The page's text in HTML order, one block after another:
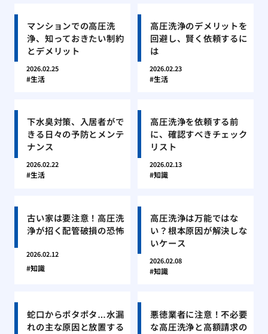
マンションでの高圧洗
浄、知っておきたい制約
とデメリット
2026.02.25
生活
高圧洗浄のデメリットを
回避し、賢く依頼するに
は
2026.02.23
生活
下水臭対策、入居者がで
きる日々の予防とメンテ
ナンス
2026.02.22
生活
高圧洗浄を依頼する前
に、確認すべきチェック
リスト
2026.02.13
知識
古い家は要注意！高圧洗
浄が招く配管破損の恐怖
2026.02.12
知識
高圧洗浄は万能ではな
い？根本原因が解決しな
いケース
2026.02.08
知識
蛇口からポタポタ…水漏
れの主な原因と放置する
悪徳業者に注意！不必要
な高圧洗浄と高額請求の